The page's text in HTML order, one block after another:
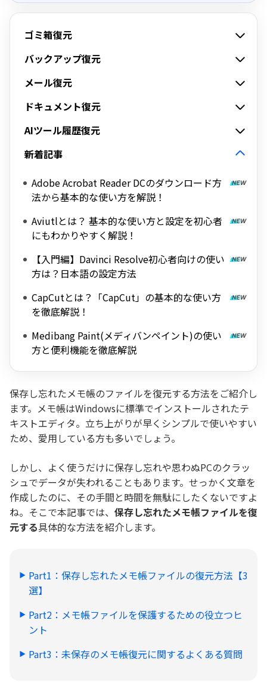
ゴミ箱復元
バックアップ復元
メール復元
ドキュメント復元
AIツール履歴復元
新着記事
Adobe Acrobat Reader DCのダウンロード方
法から基本的な使い方を解説！
Aviutlとは？ 基本的な使い方と設定を初心者
にもわかりやすく解説！
【入門編】Davinci Resolve初心者向けの使い
方は？日本語の設定方法
CapCutとは？「CapCut」の基本的な使い方
を徹底解説！
Medibang Paint(メディバンペイント)の使い
方と便利機能を徹底解説
保存し忘れたメモ帳のファイルを復元する方法をご紹介し
ます。メモ帳はWindowsに標準でインストールされたテ
キストエディタ。立ち上がりが早くシンプルで使いやすい
ため、愛用している方も多いでしょう。
しかし、よく使うだけに保存し忘れや思わぬPCのクラッ
シュでデータが失われることもあります。せっかく文章を
作成したのに、その手間と時間を無駄にしたくないですよ
ね。そこで本記事では、 保存し忘れたメモ帳ファイルを復
元する具体的な方法を紹介します。
Part1：保存し忘れたメモ帳ファイルの復元方法【3
選】
Part2：メモ帳ファイルを保護するための役立つヒ
ント
Part3：未保存のメモ帳復元に関するよくある質問